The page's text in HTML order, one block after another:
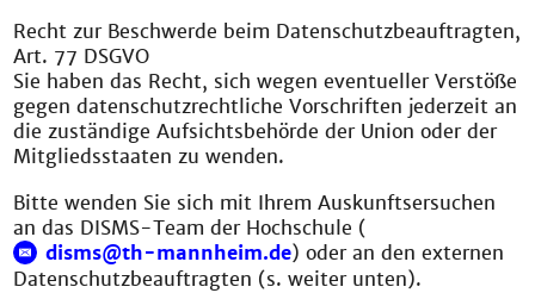
Recht zur Beschwerde beim Datenschutzbeauftragten,
Art. 77 DSGVO
Sie haben das Recht, sich wegen eventueller Verstöße
gegen datenschutzrechtliche Vorschriften jederzeit an
die zuständige Aufsichtsbehörde der Union oder der
Mitgliedsstaaten zu wenden.
Bitte wenden Sie sich mit Ihrem Auskunftsersuchen
an das DISMS-Team der Hochschule (
disms@th-mannheim.de) oder an den externen
Datenschutzbeauftragten (s. weiter unten).